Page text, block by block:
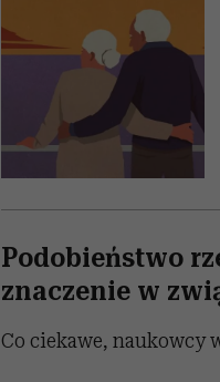
Podobieństwo
znaczenie w
Co ciekawe, naukowcy